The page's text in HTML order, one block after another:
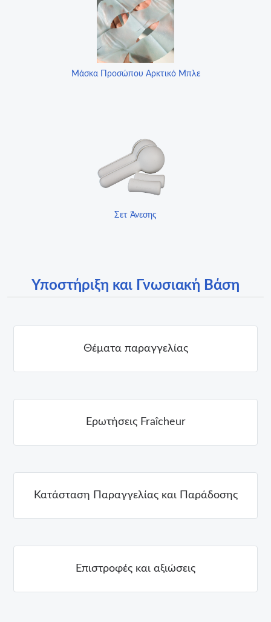
Μάσκα Προσώπου Αρκτικό Μπλε
Σετ Άνεσης
Υποστήριξη και Γνωσιακή Βάση
Θέματα παραγγελίας
Ερωτήσεις Fraîcheur
Κατάσταση Παραγγελίας και Παράδοσης
Επιστροφές και αξιώσεις